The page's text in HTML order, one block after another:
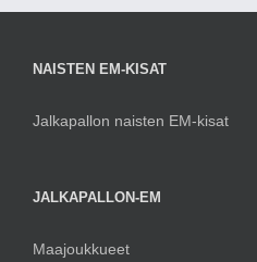
NAISTEN EM-KISAT
Jalkapallon naisten EM-kisat
JALKAPALLON-EM
Maajoukkueet